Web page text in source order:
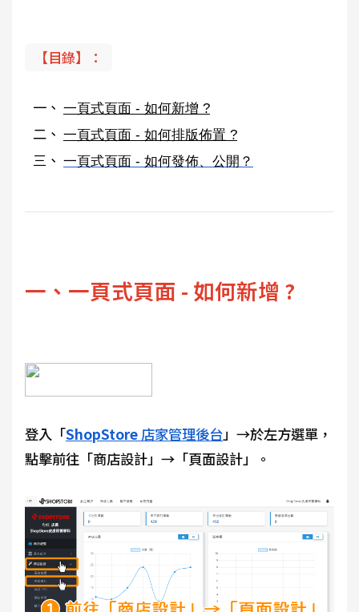
【目錄】：
一頁式頁面 - 如何新增 ?
一頁式頁面 - 如何排版佈置 ?
一頁式頁面 - 如何發佈、公開？
一、一頁式頁面 - 如何新增 ?
登入「ShopStore 店家管理後台」→於左方選單，
點擊前往「商店設計」→「頁面設計」。